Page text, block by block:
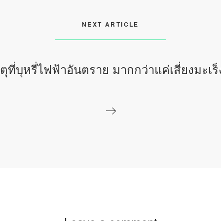
NEXT ARTICLE
ที่บุหรี่ไฟฟ้าอันตราย มากกว่าแค่เสี่ยงมะเ